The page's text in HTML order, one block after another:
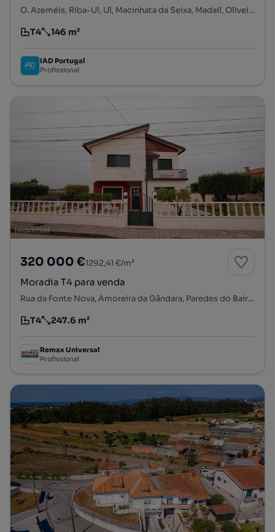
O. Azeméis, Riba-Ul, Ul, Macinhata da Seixa, Madail, Oliveira de Azeméis, Aveiro
Tipologia
T4
Preço por metro quadrado
146 m²
IAD Portugal
Profissional
320 000 €1292,41 €/m²
Moradia T4 para venda
Rua da Fonte Nova, Amoreira da Gândara, Paredes do Bairro e Ancas, Anadia, Aveiro
Tipologia
T4
Preço por metro quadrado
247.6 m²
Remax Universal
Profissional